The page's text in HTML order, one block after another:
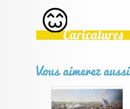
Vous aimerez aussi